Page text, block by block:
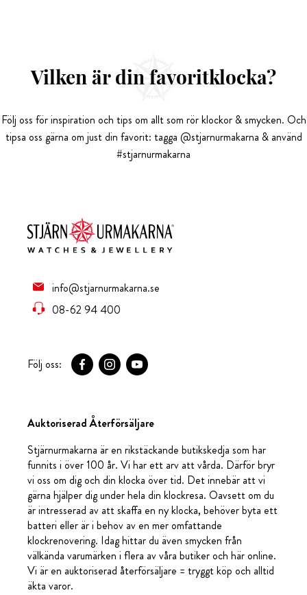
Vilken är din favoritklocka?
Följ oss för inspiration och tips om allt som rör klockor & smycken. Och
tipsa oss gärna om just din favorit: tagga @stjarnurmakarna & använd
#stjarnurmakarna
info@stjarnurmakarna.se
08-62 94 400
Följ oss:
Auktoriserad Återförsäljare
Stjärnurmakarna är en rikstäckande butikskedja som har
funnits i över 100 år. Vi har ett arv att vårda. Därför bryr
vi oss om dig och din klocka över tid. Det innebär att vi
gärna hjälper dig under hela din klockresa. Oavsett om du
är intresserad av att skaffa en ny klocka, behöver byta ett
batteri eller är i behov av en mer omfattande
klockrenovering. Idag hittar du även smycken från
välkända varumärken i flera av våra butiker och här online.
Vi är en auktoriserad återförsäljare = tryggt köp och alltid
äkta varor.